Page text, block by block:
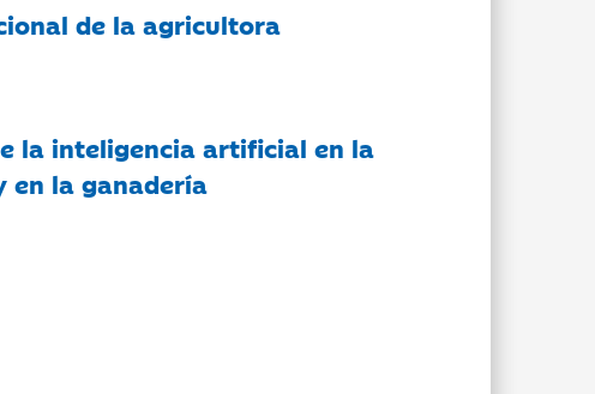
de la agricultora
la inteligencia artificial en la
en la ganadería